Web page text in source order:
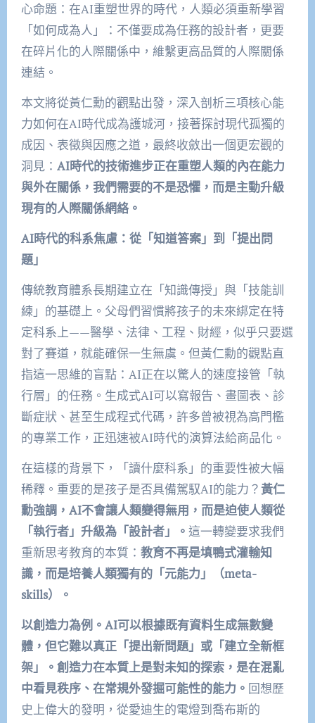
心命題：在AI重塑世界的時代，人類必須重新學習
「如何成為人」：不僅要成為任務的設計者，更要
在碎片化的人際關係中，維繫更高品質的人際關係
連結。
本文將從黃仁勳的觀點出發，深入剖析三項核心能
力如何在AI時代成為護城河，接著探討現代孤獨的
成因、表徵與因應之道，最終收斂出一個更宏觀的
洞見： AI時代的技術進步正在重塑人類的內在能力
與外在關係，我們需要的不是恐懼，而是主動升級
現有的人際關係網絡。
AI時代的科系焦慮：從「知道答案」到「提出問
題」
傳統教育體系長期建立在「知識傳授」與「技能訓
練」的基礎上。父母們習慣將孩子的未來綁定在特
定科系上——醫學、法律、工程、財經，似乎只要選
對了賽道，就能確保一生無虞。但黃仁勳的觀點直
指這一思維的盲點：AI正在以驚人的速度接管「執
行層」的任務。生成式AI可以寫報告、畫圖表、診
斷症狀、甚至生成程式代碼，許多曾被視為高門檻
的專業工作，正迅速被AI時代的演算法給商品化。
在這樣的背景下，「讀什麼科系」的重要性被大幅
稀釋。重要的是孩子是否具備駕馭AI的能力？ 黃仁
勳強調，AI不會讓人類變得無用，而是迫使人類從
「執行者」升級為「設計者」。 這一轉變要求我們
重新思考教育的本質： 教育不再是填鴨式灌輸知
識，而是培養人類獨有的「元能力」（meta-
skills）。
以創造力為例。AI可以根據既有資料生成無數變
體，但它難以真正「提出新問題」或「建立全新框
架」。創造力在本質上是對未知的探索，是在混亂
中看見秩序、在常規外發掘可能性的能力。 回想歷
史上偉大的發明，從愛迪生的電燈到喬布斯的